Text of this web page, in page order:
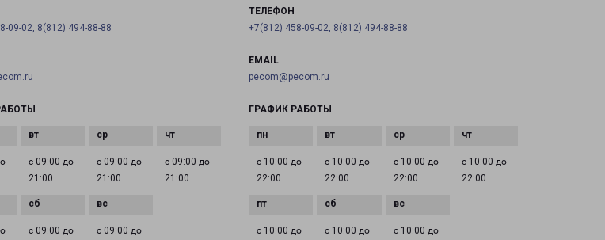
09-02, 8(812) 494-88-88
с 09:00 до
21:00
с 09:00 до
21:00
с 09:00 до
21:00
с 09:00 до
с 09:00 до
ТЕЛЕФОН
+7(812) 458-09-02, 8(812) 494-88-88
EMAIL
pecom@pecom.ru
ГРАФИК РАБОТЫ
с 10:00 до
22:00
с 10:00 до
22:00
с 10:00 до
22:00
с 10:00 до
22:00
с 10:00 до
с 10:00 до
с 10:00 до